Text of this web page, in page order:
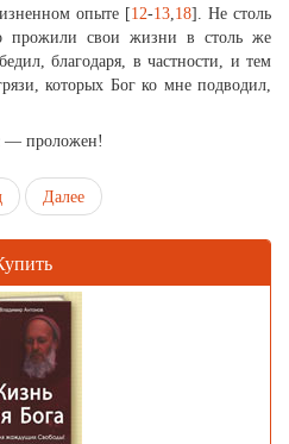
опыте [12-13,18]. Не столь
прожили свои жизни в столь же
благодаря, в частности, и тем
которых Бог ко мне подводил,
— проложен!
Далее